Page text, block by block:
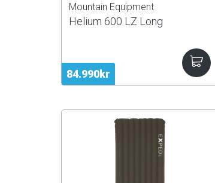
84.990kr
Mountain Equipment
Helium 600 LZ Long